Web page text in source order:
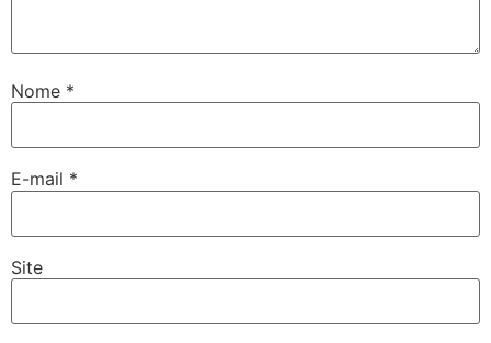
Nome *
E-mail *
Site